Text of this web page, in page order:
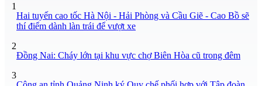
1
Hai tuyến cao tốc Hà Nội - Hải Phòng và Cầu Giẽ - Cao Bồ sẽ
thí điểm dành làn trái để vượt xe
2
Đồng Nai: Cháy lớn tại khu vực chợ Biên Hòa cũ trong đêm
3